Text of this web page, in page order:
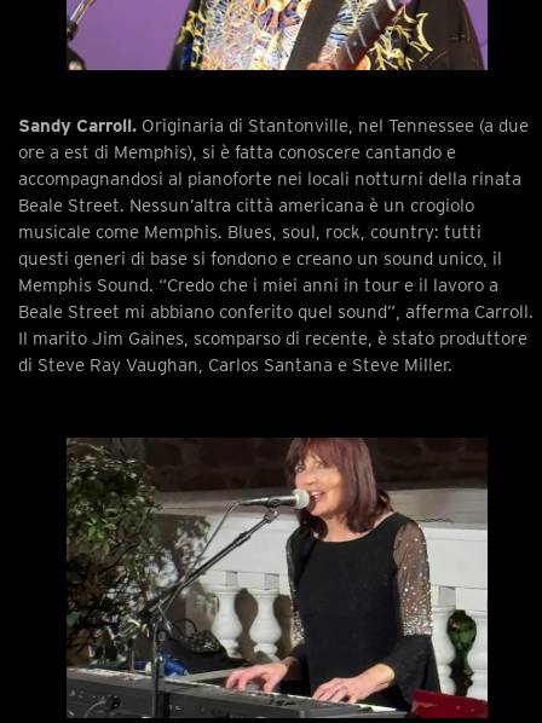
Sandy Carroll. Originaria di Stantonville, nel Tennessee (a due
ore a est di Memphis), si è fatta conoscere cantando e
accompagnandosi al pianoforte nei locali notturni della rinata
Beale Street. Nessun’altra città americana è un crogiolo
musicale come Memphis. Blues, soul, rock, country: tutti
questi generi di base si fondono e creano un sound unico, il
Memphis Sound. “Credo che i miei anni in tour e il lavoro a
Beale Street mi abbiano conferito quel sound”, afferma Carroll.
Il marito Jim Gaines, scomparso di recente, è stato produttore
di Steve Ray Vaughan, Carlos Santana e Steve Miller.